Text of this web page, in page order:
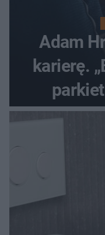
Adam
karierę.